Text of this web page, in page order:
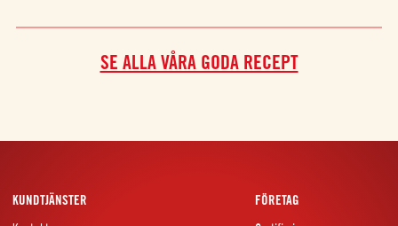
SE ALLA VÅRA GODA RECEPT
KUNDTJÄNSTER FÖRETAG